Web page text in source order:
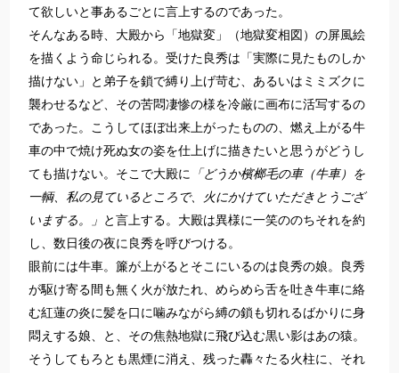
て欲しいと事あるごとに言上するのであった。
そんなある時、大殿から「地獄変」（地獄変相図）の屏風絵
を描くよう命じられる。受けた良秀は「実際に見たものしか
描けない」と弟子を鎖で縛り上げ苛む、あるいはミミズクに
襲わせるなど、その苦悶凄惨の様を冷厳に画布に活写するの
であった。こうしてほぼ出来上がったものの、燃え上がる牛
車の中で焼け死ぬ女の姿を仕上げに描きたいと思うがどうし
ても描けない。そこで大殿に 「どうか檳榔毛の車（牛車）を
一輌、私の見ているところで、火にかけていただきとうござ
いまする。」 と言上する。大殿は異様に一笑ののちそれを約
し、数日後の夜に良秀を呼びつける。
眼前には牛車。簾が上がるとそこにいるのは良秀の娘。良秀
が駆け寄る間も無く火が放たれ、めらめら舌を吐き牛車に絡
む紅蓮の炎に髪を口に噛みながら縛の鎖も切れるばかりに身
悶えする娘、と、その焦熱地獄に飛び込む黒い影はあの猿。
そうしてもろとも黒煙に消え、残った轟々たる火柱に、それ